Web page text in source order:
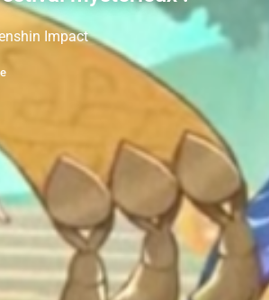
Impact